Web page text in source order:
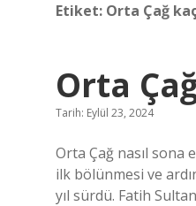
Etiket: Orta Çağ
Orta
Tarih: Eylül 23, 2024
Orta Çağ nasıl sona
ilk bölünmesi ve
yıl sürdü. Fatih